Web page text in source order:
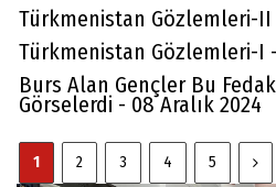
Türkmenistan Gözlemleri-II
Türkmenistan Gözlemleri-I -
Burs Alan Gençler Bu
Görselerdi - 08 Aralık 2024
1 2 3 4 5